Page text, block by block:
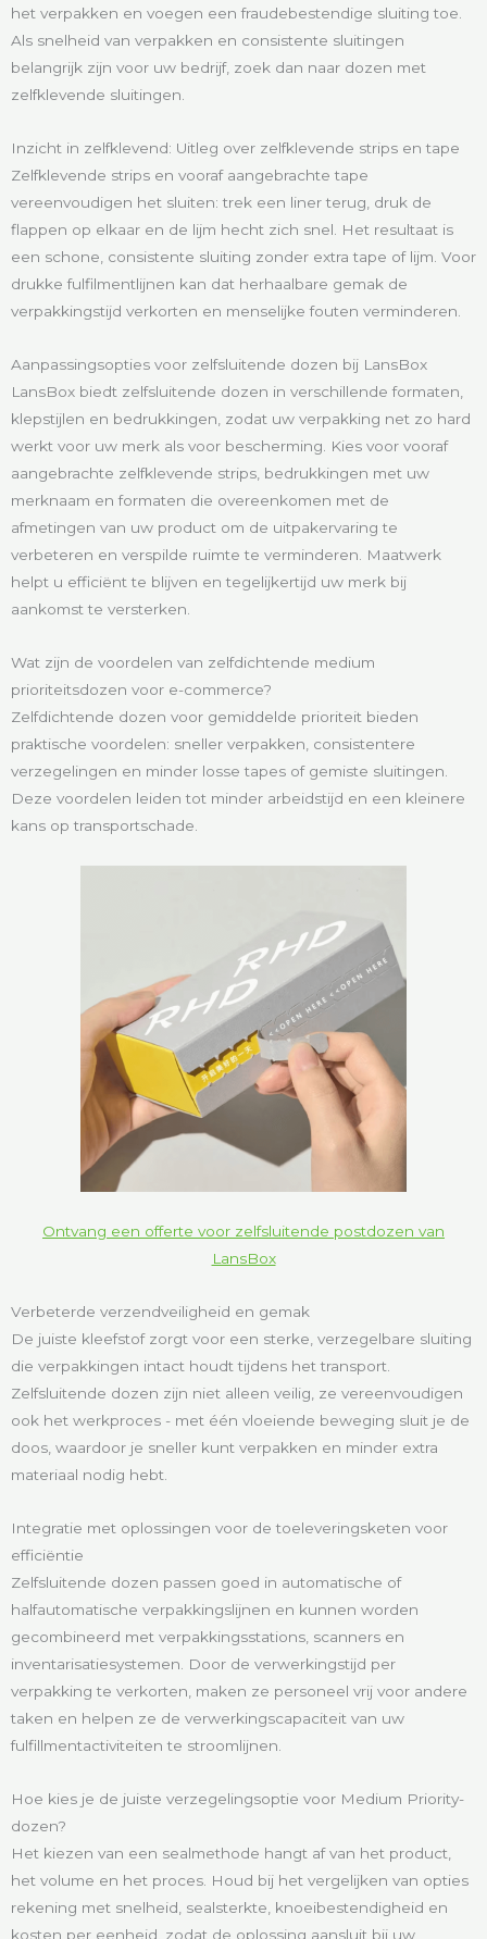
het verpakken en voegen een fraudebestendige sluiting toe.
Als snelheid van verpakken en consistente sluitingen
belangrijk zijn voor uw bedrijf, zoek dan naar dozen met
zelfklevende sluitingen.
Inzicht in zelfklevend: Uitleg over zelfklevende strips en tape
Zelfklevende strips en vooraf aangebrachte tape
vereenvoudigen het sluiten: trek een liner terug, druk de
flappen op elkaar en de lijm hecht zich snel. Het resultaat is
een schone, consistente sluiting zonder extra tape of lijm. Voor
drukke fulfilmentlijnen kan dat herhaalbare gemak de
verpakkingstijd verkorten en menselijke fouten verminderen.
Aanpassingsopties voor zelfsluitende dozen bij LansBox
LansBox biedt zelfsluitende dozen in verschillende formaten,
klepstijlen en bedrukkingen, zodat uw verpakking net zo hard
werkt voor uw merk als voor bescherming. Kies voor vooraf
aangebrachte zelfklevende strips, bedrukkingen met uw
merknaam en formaten die overeenkomen met de
afmetingen van uw product om de uitpakervaring te
verbeteren en verspilde ruimte te verminderen. Maatwerk
helpt u efficiënt te blijven en tegelijkertijd uw merk bij
aankomst te versterken.
Wat zijn de voordelen van zelfdichtende medium
prioriteitsdozen voor e-commerce?
Zelfdichtende dozen voor gemiddelde prioriteit bieden
praktische voordelen: sneller verpakken, consistentere
verzegelingen en minder losse tapes of gemiste sluitingen.
Deze voordelen leiden tot minder arbeidstijd en een kleinere
kans op transportschade.
Ontvang een offerte voor zelfsluitende postdozen van
LansBox
Verbeterde verzendveiligheid en gemak
De juiste kleefstof zorgt voor een sterke, verzegelbare sluiting
die verpakkingen intact houdt tijdens het transport.
Zelfsluitende dozen zijn niet alleen veilig, ze vereenvoudigen
ook het werkproces - met één vloeiende beweging sluit je de
doos, waardoor je sneller kunt verpakken en minder extra
materiaal nodig hebt.
Integratie met oplossingen voor de toeleveringsketen voor
efficiëntie
Zelfsluitende dozen passen goed in automatische of
halfautomatische verpakkingslijnen en kunnen worden
gecombineerd met verpakkingsstations, scanners en
inventarisatiesystemen. Door de verwerkingstijd per
verpakking te verkorten, maken ze personeel vrij voor andere
taken en helpen ze de verwerkingscapaciteit van uw
fulfillmentactiviteiten te stroomlijnen.
Hoe kies je de juiste verzegelingsoptie voor Medium Priority-
dozen?
Het kiezen van een sealmethode hangt af van het product,
het volume en het proces. Houd bij het vergelijken van opties
rekening met snelheid, sealsterkte, knoeibestendigheid en
kosten per eenheid, zodat de oplossing aansluit bij uw